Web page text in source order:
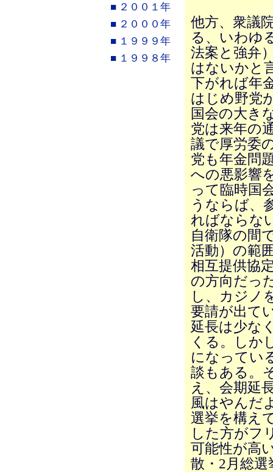
■ ２００１年
■ ２０００年
■ １９９９年
■ １９９８年
他方、衆議
る、いわゆ
法案と強弁
はないかと
下がれば年
はじめ野党
国会の大き
党は来年の
議で厚労委
党も年金問
への悪影響
って臨時国
うならば、
ればならな
自衛隊の間
活動）の範
相互提供協
の方向だっ
し、カジノ
要請が出て
延長は少な
くる。しか
になってい
談もある。
え、会期延
風はやんだ
選挙を構え
した方がフ
可能性が高
散・2月総